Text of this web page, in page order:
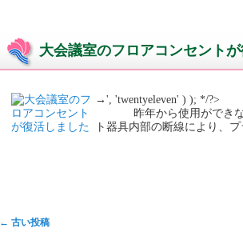
大会議室のフロアコンセント
→', 'twentyeleven' ) ); */?>
昨年から使用ができなく
ト器具内部の断線により、
投稿ナビゲーション
← 古い投稿